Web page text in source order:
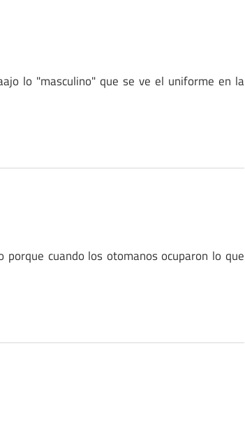
lo "masculino" que se ve el uniforme en la
cuando los otomanos ocuparon lo que